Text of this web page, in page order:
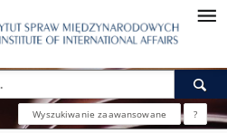
Wyszukiwanie zaawansowane ?